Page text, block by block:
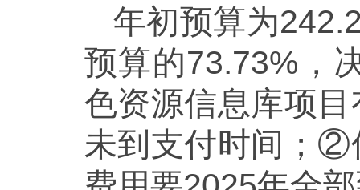
年初预算为
预算的73.73%，
色资源信息库项
未到支付时间；②